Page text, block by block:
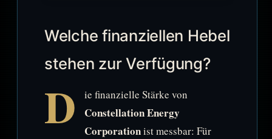
Welche finanziellen Hebel
stehen zur Verfügung?
D ie finanzielle Stärke von
Constellation Energy
Corporationist messbar: Für